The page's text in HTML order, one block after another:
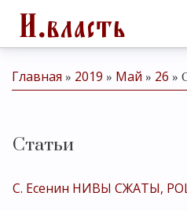
Главная » 2019 » Май » 26 »
Статьи
С. Есенин НИВЫ СЖАТЫ,